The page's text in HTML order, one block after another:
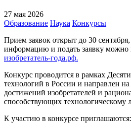
27 мая 2026
Образование Наука Конкурсы
Прием заявок открыт до 30
информацию и подать заявку можно
изобретатель-года.рф.
Конкурс проводится в рамках
технологий в России и направлен
достижений изобретателей и
способствующих технологическому
К участию в конкурсе приглашаются: